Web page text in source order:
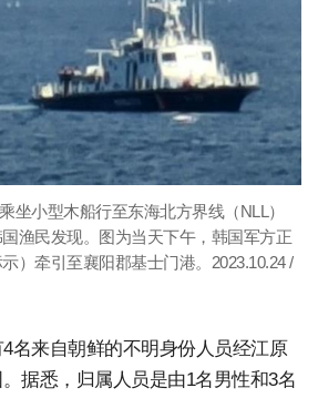
坐小型木船行至东海北方界线（NLL）
渔民发现。图为当天下午，韩国军方正
）牵引至襄阳郡基士门港。2023.10.24 /
名来自朝鲜的不明身份人员经江原
据悉，归属人员是由1名男性和3名